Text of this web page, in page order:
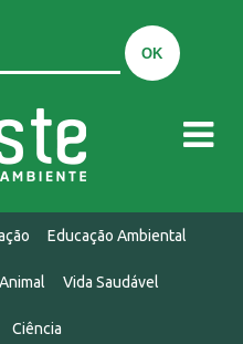
Educação Ambiental
Vida Saudável
Ciência